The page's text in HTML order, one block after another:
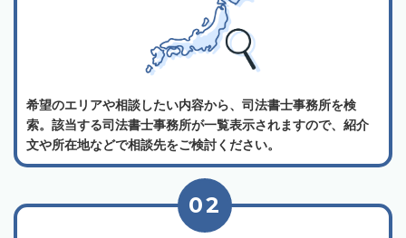
希望のエリアや相談したい内容から、司法書士事務所を検
索。該当する司法書士事務所が一覧表示されますので、紹介
文や所在地などで相談先をご検討ください。
02